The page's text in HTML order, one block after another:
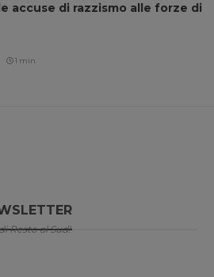
accuse di razzismo alle forze di
1 min
Resto al Sud!